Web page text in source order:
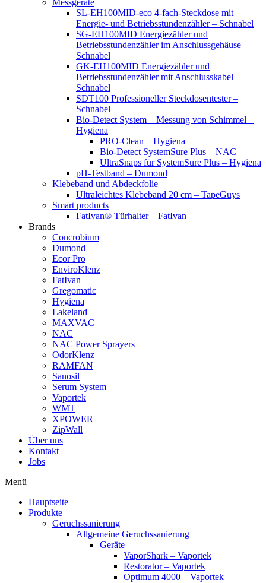
Messgeräte
SL-EH100MID-eco 4-fach-Steckdose mit
Energie- und Betriebsstundenzähler – Schnabel
SG-EH100MID Energiezähler und
Betriebsstundenzähler im Anschlussgehäuse –
Schnabel
GK-EH100MID Energiezähler und
Betriebsstundenzähler mit Anschlusskabel –
Schnabel
SDT100 Professioneller Steckdosentester –
Schnabel
Bio-Detect System – Messung von Schimmel –
Hygiena
PRO-Clean – Hygiena
Bio-Detect SystemSure Plus – NAC
UltraSnaps für SystemSure Plus – Hygiena
pH-Testband – Dumond
Klebeband und Abdeckfolie
Ultraleichtes Klebeband 20 cm – TapeGuys
Smart products
FatIvan® Türhalter – FatIvan
Brands
Concrobium
Dumond
Ecor Pro
EnviroKlenz
FatIvan
Gregomatic
Hygiena
Lakeland
MAXVAC
NAC
NAC Power Sprayers
OdorKlenz
RAMFAN
Sanosil
Serum System
Vaportek
WMT
XPOWER
ZipWall
Über uns
Kontakt
Jobs
Menü
Hauptseite
Produkte
Geruchssanierung
Allgemeine Geruchssanierung
Geräte
VaporShark – Vaportek
Restorator – Vaportek
Optimum 4000 – Vaportek